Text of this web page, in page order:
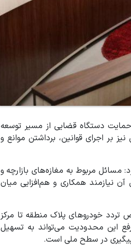
دستگاه قضایی از مسیر توسعه
بر اجرای قوانین، برداشتن موانع و
مسائل مربوط به مغازه‌های بازارچه و
نیازمند همکاری و هم‌افزایی میان
خودروهای پلاک منطقه تا مرکز
این محدودیت می‌تواند به تسهیل
پیگیری در سطح ملی است.